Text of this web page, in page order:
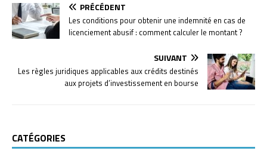
PRÉCÉDENT
Les conditions pour obtenir une indemnité en cas de
licenciement abusif : comment calculer le montant ?
SUIVANT
Les règles juridiques applicables aux crédits destinés
aux projets d’investissement en bourse
CATÉGORIES